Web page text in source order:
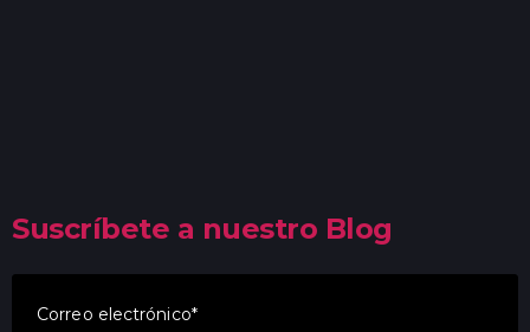
Suscríbete a nuestro Blog
Correo electrónico*